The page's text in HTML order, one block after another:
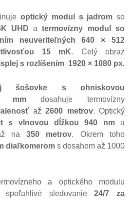
optický modul s jadrom so
UHD a termovízny modul so
neuveriteľných 640 × 512
15 mK. Celý obraz
s rozlíšením 1920 × 1080 px.
šošovke s ohniskovou
mmdosahuje termovízny
až2600 metrov. Optický
s vlnovou dĺžkou 940 nma
až na350 metrov. Okrem toho
diaľkomerom s dosahom až 1000
a optického modulu
spoľahlivé sledovanie24/7 za